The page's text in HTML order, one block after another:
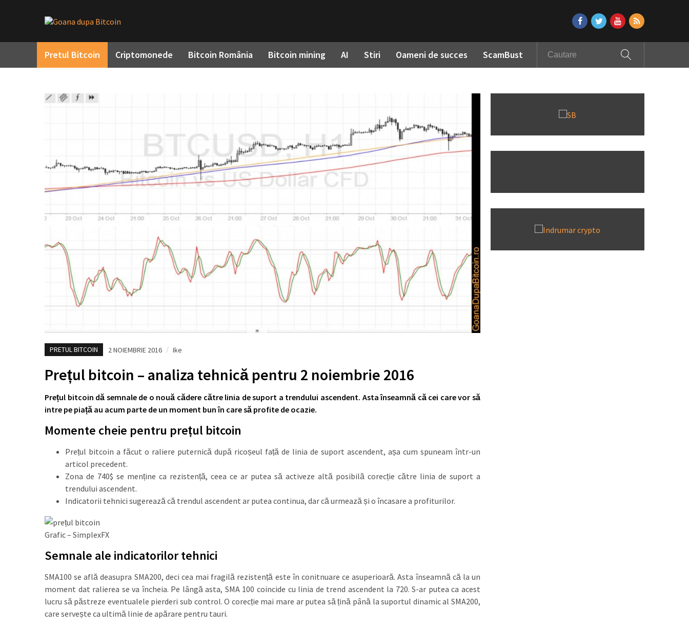
Pretul Bitcoin Criptomonede Bitcoin România Bitcoin mining AI Stiri Oameni de succes ScamBust
PRETUL BITCOIN 2 NOIEMBRIE 2016 / Ike
Prețul bitcoin – analiza tehnică pentru 2 noiembrie 2016
Prețul bitcoin dă semnale de o nouă cădere către linia de suport a trendului ascendent. Asta înseamnă că cei care vor să
intre pe piață au acum parte de un moment bun în care să profite de ocazie.
Momente cheie pentru prețul bitcoin
Prețul bitcoin a făcut o raliere puternică după ricoșeul față de linia de suport ascendent, așa cum spuneam într-un
articol precedent.
Zona de 740$ se menține ca rezistență, ceea ce ar putea să activeze altă posibilă corecție către linia de suport a
trendului ascendent.
Indicatorii tehnici sugerează că trendul ascendent ar putea continua, dar că urmează și o încasare a profiturilor.
Grafic – SimplexFX
Semnale ale indicatorilor tehnici
SMA100 se află deasupra SMA200, deci cea mai fragilă rezistență este în conitnuare ce asuperioară. Asta înseamnă că la un
moment dat ralierea se va încheia. Pe lângă asta, SMA 100 coincide cu linia de trend ascendent la 720. S-ar putea ca acest
lucru să păstreze eventualele pierderi sub control. O corecție mai mare ar putea să țină până la suportul dinamic al SMA200,
care servește ca ultimă linie de apărare pentru tauri.